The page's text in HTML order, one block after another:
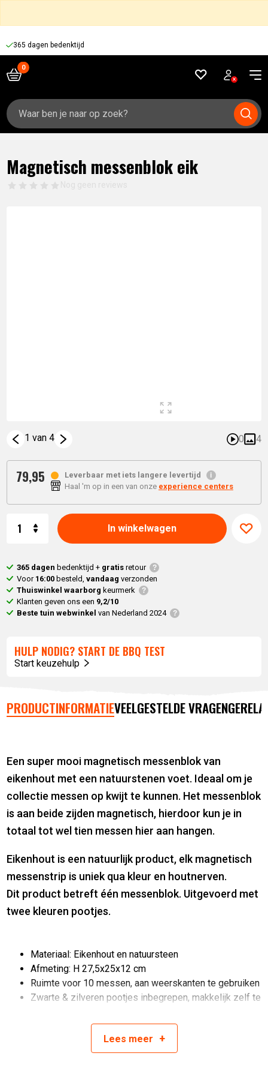
365 dagen bedenktijd
Zoeken
naar:
Magnetisch messenblok eik
1 van 4 0 4
79,95
Leverbaar met iets langere levertijd
Haal 'm op in een van onze experience centers
In winkelwagen
365 dagen bedenktijd + gratisretour
Voor 16:00 besteld,vandaag verzonden
Thuiswinkel waarborg keurmerk
Klanten geven ons een 9,2/10
Beste tuin webwinkel van Nederland 2024
HULP NODIG? START DE BBQ TEST
Start keuzehulp
PRODUCTINFORMATIEVEELGESTELDE VRAGEN
Een super mooi magnetisch messenblok van
eikenhout met een natuurstenen voet. Ideaal om je
collectie messen op kwijt te kunnen. Het messenblok
is aan beide zijden magnetisch, hierdoor kun je in
totaal tot wel tien messen hier aan hangen.
Eikenhout is een natuurlijk product, elk magnetisch
messenstrip is uniek qua kleur en houtnerven.
Dit product betreft één messenblok. Uitgevoerd met
twee kleuren pootjes.
Materiaal: Eikenhout en natuursteen
Afmeting: H 27,5x25x12 cm
Ruimte voor 10 messen, aan weerskanten te gebruiken
Zwarte & zilveren pootjes inbegrepen, makkelijk zelf te
Product van Style de Vie
Lees meer +